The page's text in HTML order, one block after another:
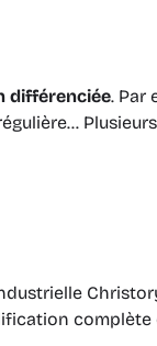
différenciée. Par